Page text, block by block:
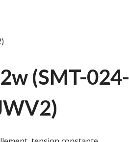
(SMT-024-